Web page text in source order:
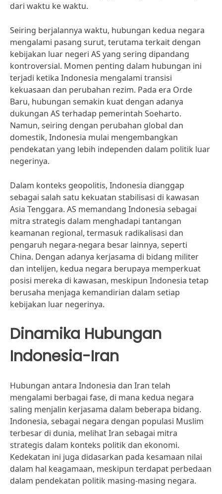
dari waktu ke waktu.
Seiring berjalannya waktu, hubungan kedua negara
mengalami pasang surut, terutama terkait dengan
kebijakan luar negeri AS yang sering dipandang
kontroversial. Momen penting dalam hubungan ini
terjadi ketika Indonesia mengalami transisi
kekuasaan dan perubahan rezim. Pada era Orde
Baru, hubungan semakin kuat dengan adanya
dukungan AS terhadap pemerintah Soeharto.
Namun, seiring dengan perubahan global dan
domestik, Indonesia mulai mengembangkan
pendekatan yang lebih independen dalam politik luar
negerinya.
Dalam konteks geopolitis, Indonesia dianggap
sebagai salah satu kekuatan stabilisasi di kawasan
Asia Tenggara. AS memandang Indonesia sebagai
mitra strategis dalam menghadapi tantangan
keamanan regional, termasuk radikalisasi dan
pengaruh negara-negara besar lainnya, seperti
China. Dengan adanya kerjasama di bidang militer
dan intelijen, kedua negara berupaya memperkuat
posisi mereka di kawasan, meskipun Indonesia tetap
berusaha menjaga kemandirian dalam setiap
kebijakan luar negerinya.
Dinamika Hubungan
Indonesia-Iran
Hubungan antara Indonesia dan Iran telah
mengalami berbagai fase, di mana kedua negara
saling menjalin kerjasama dalam beberapa bidang.
Indonesia, sebagai negara dengan populasi Muslim
terbesar di dunia, melihat Iran sebagai mitra
strategis dalam konteks politik dan ekonomi.
Kedekatan ini juga didasarkan pada kesamaan nilai
dalam hal keagamaan, meskipun terdapat perbedaan
dalam pendekatan politik masing-masing negara.